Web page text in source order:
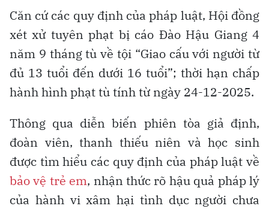
Căn cứ các quy định của pháp luật, Hội đồng
xét xử tuyên phạt bị cáo Đào Hậu Giang 4
năm 9 tháng tù về tội “Giao cấu với người từ
đủ 13 tuổi đến dưới 16 tuổi”; thời hạn chấp
hành hình phạt tù tính từ ngày 24-12-2025.
Thông qua diễn biến phiên tòa giả định,
đoàn viên, thanh thiếu niên và học sinh
được tìm hiểu các quy định của pháp luật về
bảo vệ trẻ em, nhận thức rõ hậu quả pháp lý
của hành vi xâm hại tình dục người chưa